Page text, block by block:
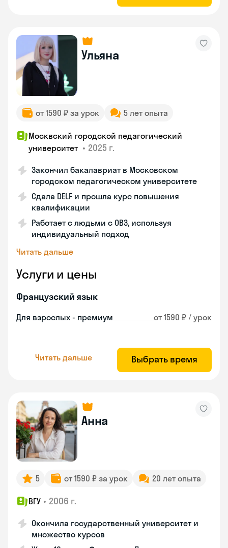
Ульяна
от 1590 ₽ за урок 5 лет опыта
Москвский городской педагогический
университет • 2025 г.
Закончил бакалавриат в Московском
городском педагогическом университете
Сдала DELF и прошла курс повышения
квалификации
Работает с людьми с ОВЗ, используя
индивидуальный подход
Читать дальше
Услуги и цены
Французский язык
Для взрослых - премиум от 1590 ₽ / урок
Читать дальше Выбрать время
Анна
5 от 1590 ₽ за урок 20 лет опыта
ВГУ • 2006 г.
Окончила государственный университет и
множество курсов